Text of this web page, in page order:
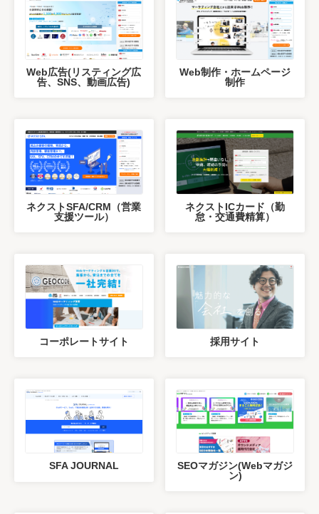
Web広告(リスティング広
告、SNS、動画広告)
Web制作・ホームページ
制作
ネクストSFA/CRM（営業
支援ツール）
ネクストICカード（勤
怠・交通費精算）
コーポレートサイト 採用サイト
SFA JOURNAL
SEOマガジン(Webマガジ
ン)